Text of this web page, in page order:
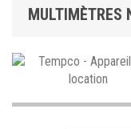
MULTIMÈTRES